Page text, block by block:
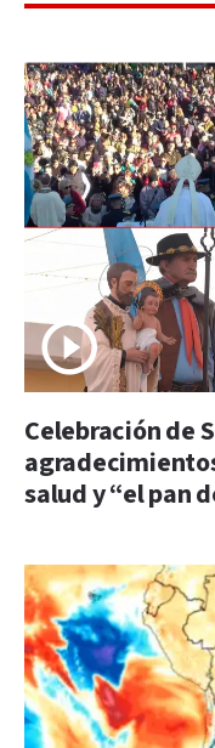
Celebración de
salud y “el pan